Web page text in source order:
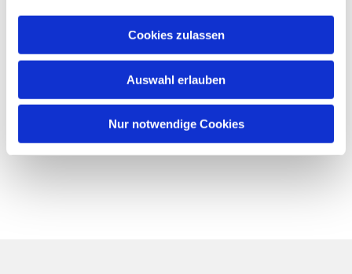
Cookies zulassen
Auswahl erlauben
Nur notwendige Cookies